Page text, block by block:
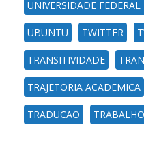
UNIVERSIDADE
UBUNTU TWITTER
TRANSITIVIDADE
TRAJETORIA ACADEMICA
TRADUCAO